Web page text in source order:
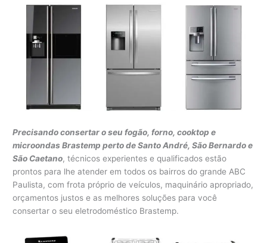
Precisando consertar o seu fogão, forno, cooktop e
microondas Brastemp perto de Santo André, São Bernardo e
São Caetano, técnicos experientes e qualificados estão
prontos para lhe atender em todos os bairros do grande ABC
Paulista, com frota próprio de veículos, maquinário apropriado,
orçamentos justos e as melhores soluções para você
consertar o seu eletrodoméstico Brastemp.